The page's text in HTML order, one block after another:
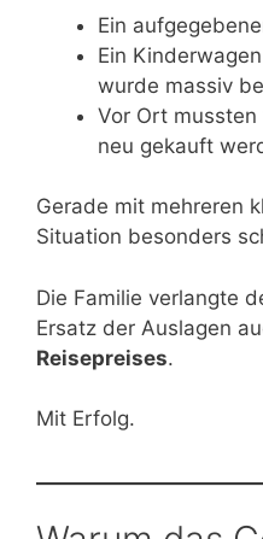
Ein
Ein
wurde massiv
Vor Ort
neu gekauft
Gerade mit mehreren
Situation besonders
Die Familie verlangte
Ersatz der Auslagen
Reisepreises.
Mit Erfolg.